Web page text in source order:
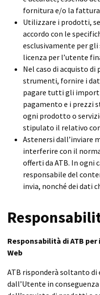
fornitura e/o la
Utilizzare i prodotti,
accordo con le
esclusivamente per
licenza per l’utente
Nel caso di acquisto
strumenti, fornire i
pagare tutti gli
pagamento e i prezzi
ogni prodotto o
stipulato il relativo
Astenersi dall’inviare
interferire con il
offerti da ATB. In ogni
responsabile del
invia, nonché dei dati
Responsabilità di ATB
Web
ATB risponderà soltanto
dall’Utente in